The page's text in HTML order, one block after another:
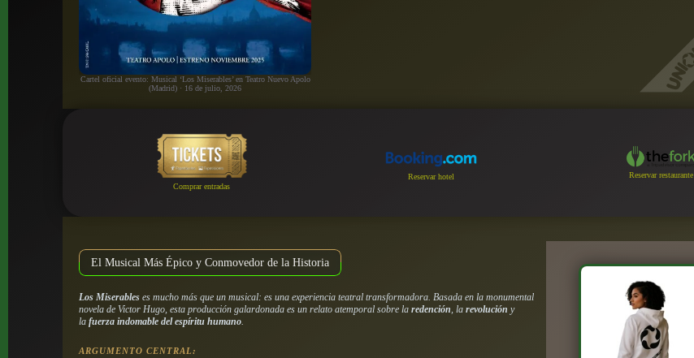
Cartel oficial evento: Musical ‘Los Miserables’ en Teatro Nuevo Apolo
(Madrid) · 16 de julio, 2026
Comprar entradas
Reservar hotel
Reservar restaurante
El Musical Más Épico y Conmovedor de la Historia
Los Miserables es mucho más que un musical: es una experiencia teatral transformadora. Basada en la monumental
novela de Victor Hugo, esta producción galardonada es un relato atemporal sobre laredención , larevolución y
lafuerza indomable del espíritu humano
ARGUMENTO CENTRAL: